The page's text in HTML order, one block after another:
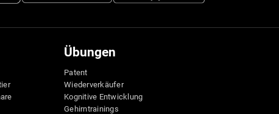
Übungen
Patent
Wiederverkäufer
Kognitive Entwicklung
Gehirntrainings